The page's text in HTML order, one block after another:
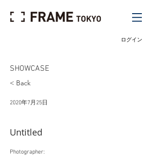
ログイン
SHOWCASE
< Back
2020年7月25日
Untitled
Photographer: